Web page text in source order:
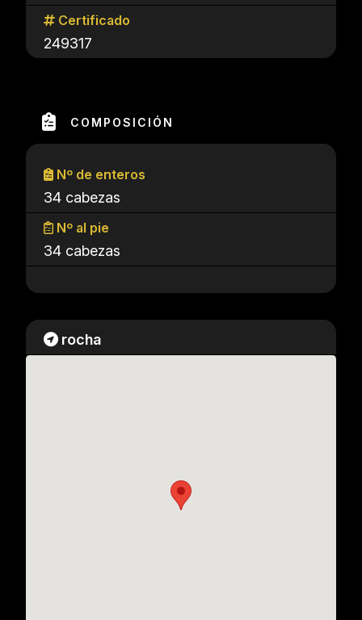
Certificado
249317
COMPOSICIÓN
Nº de enteros
34 cabezas
Nº al pie
34 cabezas
rocha